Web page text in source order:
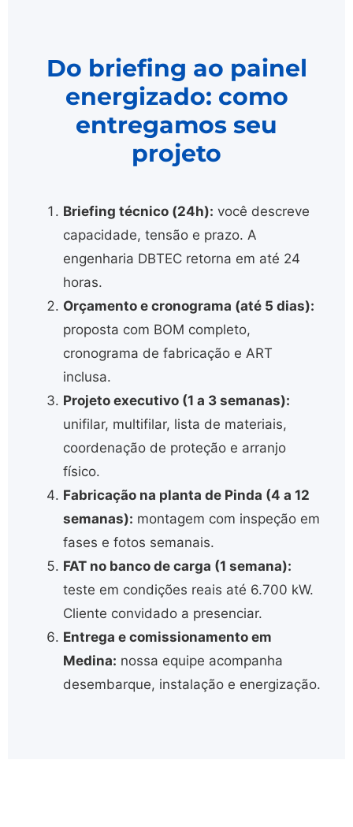
Do briefing ao painel
energizado: como
entregamos seu
projeto
Briefing técnico (24h): você descreve
capacidade, tensão e prazo. A
engenharia DBTEC retorna em até 24
horas.
Orçamento e cronograma (até 5 dias):
proposta com BOM completo,
cronograma de fabricação e ART
inclusa.
Projeto executivo (1 a 3 semanas):
unifilar, multifilar, lista de materiais,
coordenação de proteção e arranjo
físico.
Fabricação na planta de Pinda (4 a 12
semanas): montagem com inspeção em
fases e fotos semanais.
FAT no banco de carga (1 semana):
teste em condições reais até 6.700 kW.
Cliente convidado a presenciar.
Entrega e comissionamento em
Medina: nossa equipe acompanha
desembarque, instalação e energização.